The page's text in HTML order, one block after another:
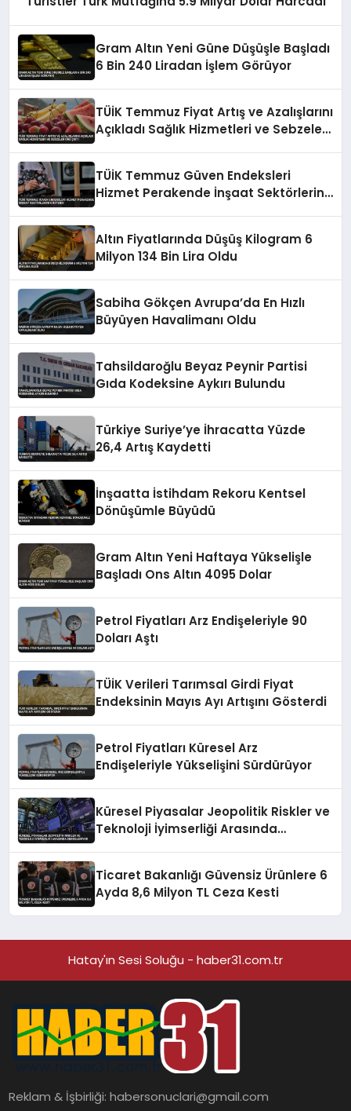
Gram Altın Yeni Güne Düşüşle Başladı
6 Bin 240 Liradan İşlem Görüyor
TÜİK Temmuz Fiyat Artış ve Azalışlarını
Açıkladı Sağlık Hizmetleri ve Sebzeler
TÜİK Temmuz Güven Endeksleri
Hizmet Perakende İnşaat Sektörlerini
Altın Fiyatlarında Düşüş Kilogram 6
Milyon 134 Bin Lira Oldu
Sabiha Gökçen Avrupa’da En Hızlı
Büyüyen Havalimanı Oldu
Tahsildaroğlu Beyaz Peynir Partisi
Gıda Kodeksine Aykırı Bulundu
Türkiye Suriye’ye İhracatta Yüzde
26,4 Artış Kaydetti
İnşaatta İstihdam Rekoru Kentsel
Dönüşümle Büyüdü
Gram Altın Yeni Haftaya Yükselişle
Başladı Ons Altın 4095 Dolar
Petrol Fiyatları Arz Endişeleriyle 90
Doları Aştı
TÜİK Verileri Tarımsal Girdi Fiyat
Endeksinin Mayıs Ayı Artışını Gösterdi
Petrol Fiyatları Küresel Arz
Endişeleriyle Yükselişini Sürdürüyor
Küresel Piyasalar Jeopolitik Riskler ve
Teknoloji İyimserliği Arasında
Ticaret Bakanlığı Güvensiz Ürünlere 6
Ayda 8,6 Milyon TL Ceza Kesti
Hatay'ın Sesi Soluğu - haber31.com.tr
Reklam & İşbirliği:habersonuclari@gmail.com